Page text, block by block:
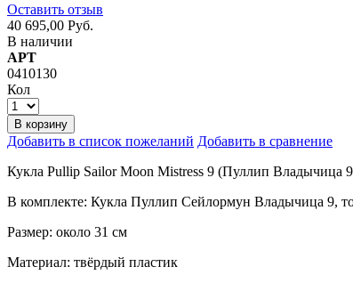
Оставить отзыв
40 695,00 Руб.
В наличии
АРТ
0410130
Кол
В корзину
Добавить в список пожеланий Добавить в сравнение
Кукла Pullip Sailor Moon Mistress 9 (Пуллип Владычица
В комплекте: Кукла Пуллип Сейлормун Владычица 9,
Размер: около 31 см
Материал: твёрдый пластик